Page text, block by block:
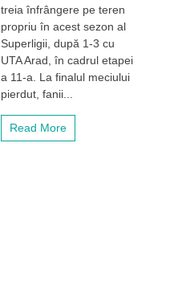
ce
fanii
au
cerut
demisia:
treia înfrângere pe teren
propriu în acest sezon al
Superligii, după 1-3 cu
UTA Arad, în cadrul etapei
a 11-a. La finalul meciului
pierdut, fanii...
Read More